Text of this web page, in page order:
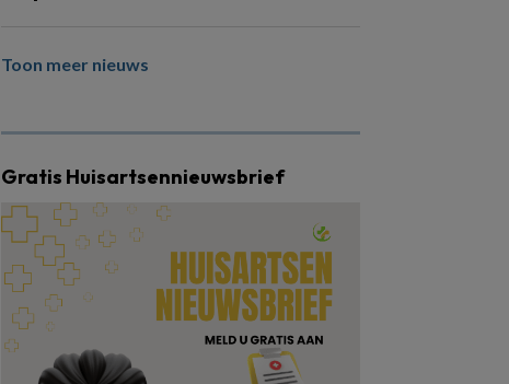
Toon meer nieuws
Gratis Huisartsennieuwsbrief